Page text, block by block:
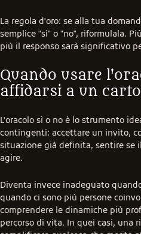
La regola d'oro: se alla tua
semplice "sì" o "no", riformulala.
più il responso sarà significativo
Quando usare
affidarsi a un
L'oracolo sì o no è lo strumento
contingenti: accettare un invito,
situazione già definita, sentire se
agire.
Diventa invece inadeguato
quando ci sono più persone
comprendere le dinamiche più
percorso di vita. In quei casi, una